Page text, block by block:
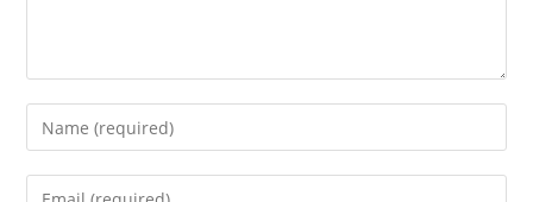
Enter
your
name
Enter